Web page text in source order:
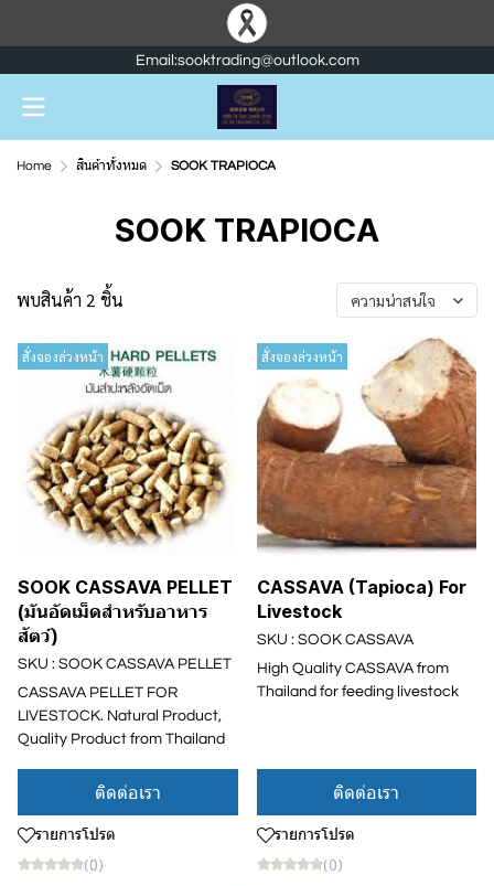
Email:sooktrading@outlook.com
Home สินค้าทั้งหมด SOOK TRAPIOCA
SOOK TRAPIOCA
พบสินค้า 2 ชิ้น ความน่าสนใจ
สั่งจองล่วงหน้า
SOOK CASSAVA PELLET
(มันอัดเม็ดสำหรับอาหาร
สัตว์)
SKU : SOOK CASSAVA PELLET
CASSAVA PELLET FOR
LIVESTOCK. Natural Product,
Quality Product from Thailand
ติดต่อเรา
รายการโปรด
(0)
สั่งจองล่วงหน้า
CASSAVA (Tapioca) For
Livestock
SKU : SOOK CASSAVA
High Quality CASSAVA from
Thailand for feeding livestock
ติดต่อเรา
รายการโปรด
(0)